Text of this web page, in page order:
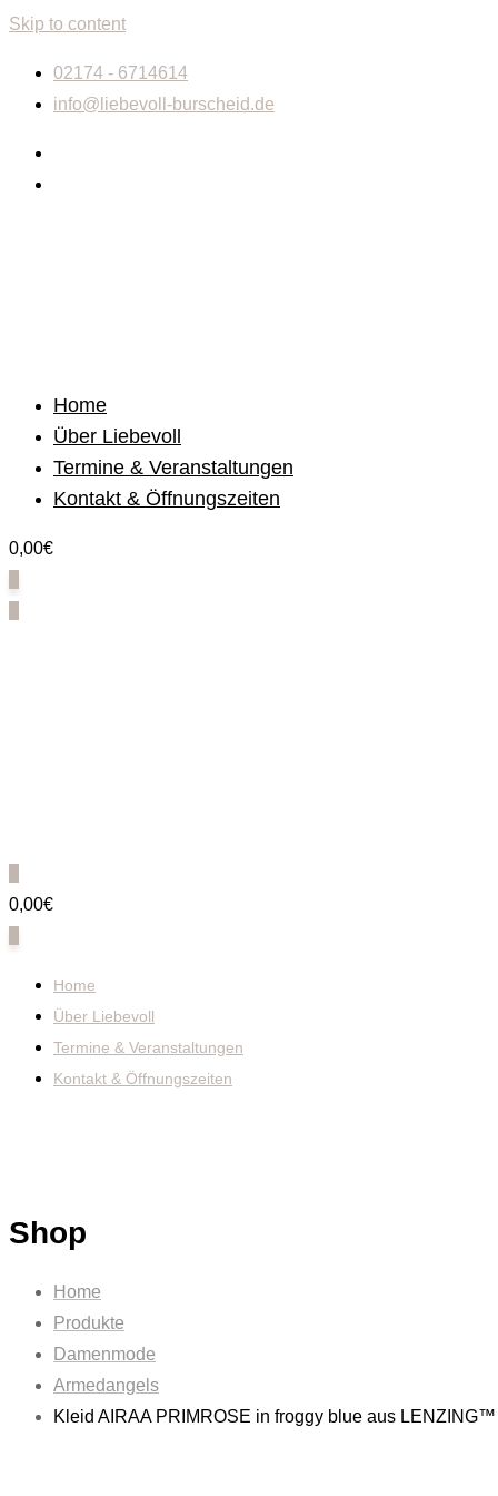
Skip to content
02174 - 6714614
info@liebevoll-burscheid.de
Home
Über Liebevoll
Termine & Veranstaltungen
Kontakt & Öffnungszeiten
0,00€
0,00€
Home
Über Liebevoll
Termine & Veranstaltungen
Kontakt & Öffnungszeiten
Shop
Home
Produkte
Damenmode
Armedangels
Kleid AIRAA PRIMROSE in froggy blue aus